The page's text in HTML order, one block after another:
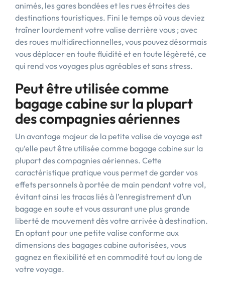
animés, les gares bondées et les rues étroites des
destinations touristiques. Fini le temps où vous deviez
traîner lourdement votre valise derrière vous ; avec
des roues multidirectionnelles, vous pouvez désormais
vous déplacer en toute fluidité et en toute légèreté, ce
qui rend vos voyages plus agréables et sans stress.
Peut être utilisée comme
bagage cabine sur la plupart
des compagnies aériennes
Un avantage majeur de la petite valise de voyage est
qu’elle peut être utilisée comme bagage cabine sur la
plupart des compagnies aériennes. Cette
caractéristique pratique vous permet de garder vos
effets personnels à portée de main pendant votre vol,
évitant ainsi les tracas liés à l’enregistrement d’un
bagage en soute et vous assurant une plus grande
liberté de mouvement dès votre arrivée à destination.
En optant pour une petite valise conforme aux
dimensions des bagages cabine autorisées, vous
gagnez en flexibilité et en commodité tout au long de
votre voyage.